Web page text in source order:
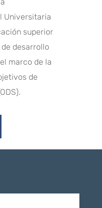
Universitaria
superior
desarrollo
marco de la
de